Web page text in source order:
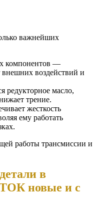
важнейших
компонентов —
воздействий и
редукторное масло,
трение.
жесткость
ему работать
работы трансмиссии и
в
новые и с